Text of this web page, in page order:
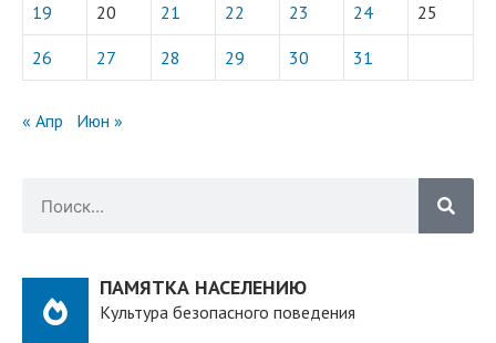
19 20 21 22 23 24 25
26 27 28 29 30 31
« Апр Июн »
ПАМЯТКА НАСЕЛЕНИЮ
Культура безопасного поведения